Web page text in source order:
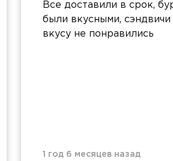
Все доставили в срок,
были вкусными, сэндвичи
вкусу не понравились
1 год 6 месяцев назад